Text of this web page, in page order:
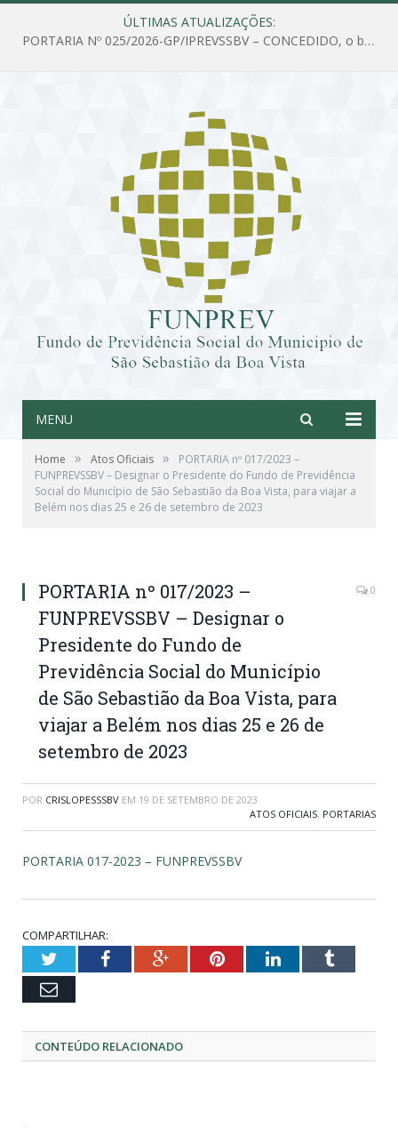
ÚLTIMAS ATUALIZAÇÕES:
PORTARIA Nº 025/2026-GP/IPREVSSBV – CONCEDIDO, o benefício de PENSÃO a MARIA ESTELA DOS SANTOS SOUZA
MENU
Home » Atos Oficiais »
PORTARIA nº 017/2023 –
FUNPREVSSBV – Designar o Presidente do Fundo de Previdência
Social do Município de São Sebastião da Boa Vista, para viajar a
Belém nos dias 25 e 26 de setembro de 2023
PORTARIA nº 017/2023 –
FUNPREVSSBV – Designar o
Presidente do Fundo de
Previdência Social do Município
de São Sebastião da Boa Vista, para
viajar a Belém nos dias 25 e 26 de
setembro de 2023
0
POR CRISLOPESSSBV EM 19 DE SETEMBRO DE 2023
ATOS OFICIAIS, PORTARIAS
PORTARIA 017-2023 – FUNPREVSSBV
COMPARTILHAR:
TwitterFacebookGoogle+PinterestLinkedInTumblr
Email
CONTEÚDO RELACIONADO